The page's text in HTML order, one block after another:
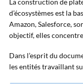
La construction de
d’écosystèmes est la
Amazon, Salesforce,
objectif, elles
Dans l’esprit du
les entités travaillant